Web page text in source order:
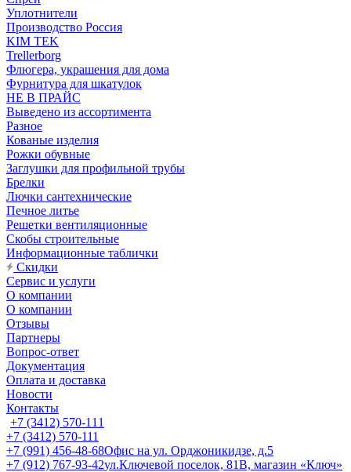
Уплотнители
Производство Россия
KIM TEK
Trellerborg
Флюгера, украшения для дома
Фурнитура для шкатулок
НЕ В ПРАЙС
Выведено из ассортимента
Разное
Кованые изделия
Рожки обувные
Заглушки для профильной трубы
Брелки
Лючки сантехнические
Печное литье
Решетки вентиляционные
Скобы строительные
Информационные таблички
Скидки
Сервис и услуги
О компании
О компании
Отзывы
Партнеры
Вопрос-ответ
Документация
Оплата и доставка
Новости
Контакты
+7 (3412) 570-111
+7 (3412) 570-111
+7 (991) 456-48-68Офис на ул. Орджоникидзе, д.5
+7 (912) 767-93-42ул.Ключевой поселок, 81В, магазин «Ключ»